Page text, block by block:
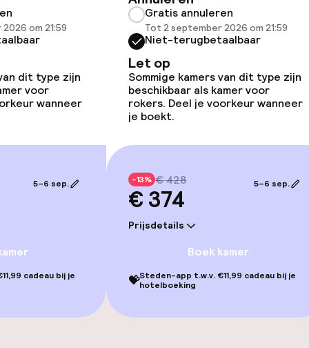
beschikbaar
om 21:59
dit type zijn
voor
wanneer
5–6 sep.
cadeau bij je
Gratis annuleren
Tot 2 september 2026 om 21:59
Niet-terugbetaalbaar
Let op
Sommige kamers van dit type zijn
beschikbaar als kamer voor
rokers. Deel je voorkeur wanneer
je boekt.
-13% € 428
€ 374
Prijsdetails
5–6 sep.
Boek kamer
💝Steden-app t.w.v. €11,99 cadeau bij je
hotelboeking